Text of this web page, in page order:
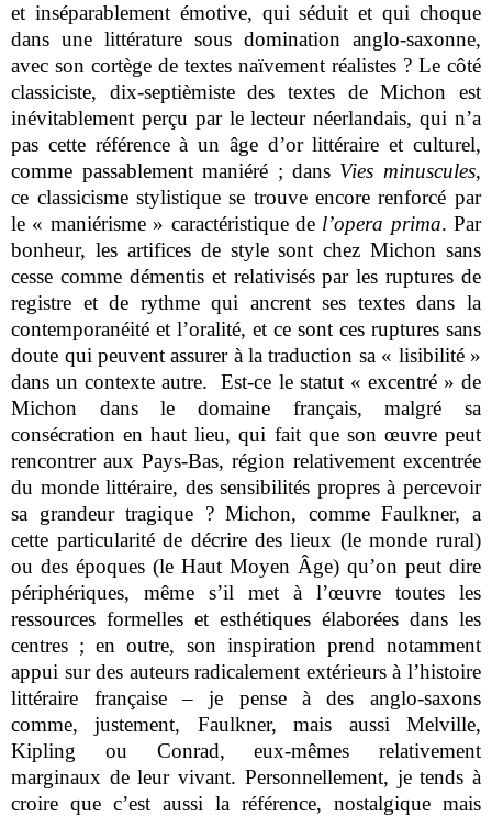
et inséparablement émotive, qui séduit et qui choque
dans une littérature sous domination anglo-saxonne,
avec son cortège de textes naïvement réalistes ? Le côté
classiciste, dix-septièmiste des textes de Michon est
inévitablement perçu par le lecteur néerlandais, qui n’a
pas cette référence à un âge d’or littéraire et culturel,
comme passablement maniéré ; dans Vies minuscules,
ce classicisme stylistique se trouve encore renforcé par
le « maniérisme » caractéristique de l’opera prima. Par
bonheur, les artifices de style sont chez Michon sans
cesse comme démentis et relativisés par les ruptures de
registre et de rythme qui ancrent ses textes dans la
contemporanéité et l’oralité, et ce sont ces ruptures sans
doute qui peuvent assurer à la traduction sa « lisibilité »
dans un contexte autre. Est-ce le statut « excentré » de
Michon dans le domaine français, malgré sa
consécration en haut lieu, qui fait que son œuvre peut
rencontrer aux Pays-Bas, région relativement excentrée
du monde littéraire, des sensibilités propres à percevoir
sa grandeur tragique ? Michon, comme Faulkner, a
cette particularité de décrire des lieux (le monde rural)
ou des époques (le Haut Moyen Âge) qu’on peut dire
périphériques, même s’il met à l’œuvre toutes les
ressources formelles et esthétiques élaborées dans les
centres ; en outre, son inspiration prend notamment
appui sur des auteurs radicalement extérieurs à l’histoire
littéraire française – je pense à des anglo-saxons
comme, justement, Faulkner, mais aussi Melville,
Kipling ou Conrad, eux-mêmes relativement
marginaux de leur vivant. Personnellement, je tends à
croire que c’est aussi la référence, nostalgique mais